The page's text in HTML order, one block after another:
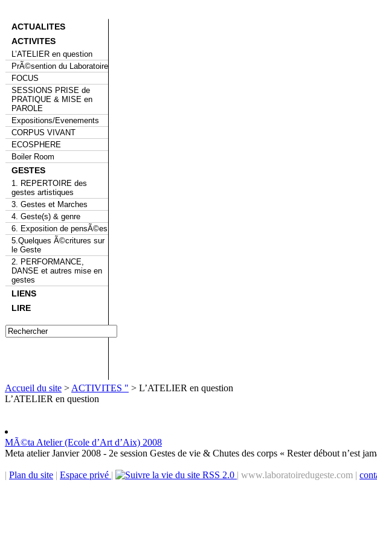
ACTUALITES
ACTIVITES
L’ATELIER en question
PrÃ©sention du Laboratoire
FOCUS
SESSIONS PRISE de
PRATIQUE & MISE en
PAROLE
Expositions/Evenements
CORPUS VIVANT
ECOSPHERE
Boiler Room
GESTES
1. REPERTOIRE des
gestes artistiques
3. Gestes et Marches
4. Geste(s) & genre
6. Exposition de pensÃ©es
5.Quelques Ã©critures sur
le Geste
2. PERFORMANCE,
DANSE et autres mise en
gestes
LIENS
LIRE
Accueil du site > ACTIVITES " > L’ATELIER en question
L’ATELIER en question
MÃ©ta Atelier (Ecole d’Art d’Aix) 2008
Meta atelier Janvier 2008 - 2e session Gestes de vie & Chutes des corps « Rester débout n’est
| Plan du site | Espace privé | RSS 2.0 | www.laboratoiredugeste.com |